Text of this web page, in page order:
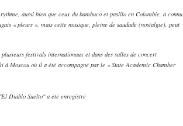
aussi bien que ceux du bambuco et pasillo en Colombie, a connu
« pleurs », mais cette musique, pleine de saudade (nostalgie), peut
festivals internationaux et dans des salles de concert
Moscou où il a été accompagné par le « State Academic Chamber
Diablo Suelto" a été enregistré